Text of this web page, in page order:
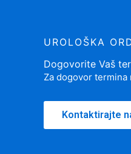
UROLOŠKA
Dogovorite Vaš
Za dogovor termina
Kontaktirajte